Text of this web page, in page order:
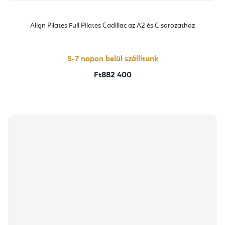
Align Pilates Full Pilates Cadillac az A2 és C sorozathoz
5-7 napon belül szállítunk
Ft882 400